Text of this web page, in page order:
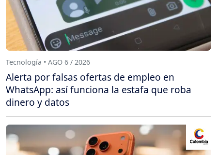
Tecnología • AGO 6 / 2026
Alerta por falsas ofertas de empleo en
WhatsApp: así funciona la estafa que roba
dinero y datos